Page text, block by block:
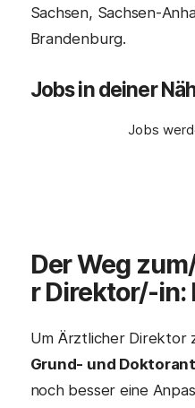
Sachsen, Sachsen-
Brandenburg.
Jobs in deiner
Jobs
Der Weg
r Direktor/-in:
Um Ärztlicher Direktor
Grund- und
noch besser eine